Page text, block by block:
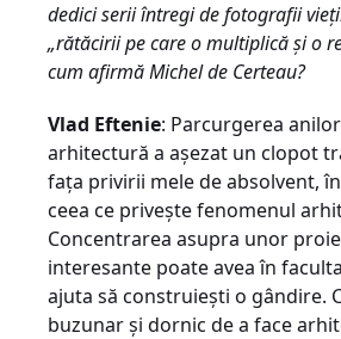
dedici serii întregi de fotografii
„rătăcirii pe care o multiplică şi o
cum afirmă Michel de Certeau?
Vlad Eftenie: Parcurgerea
arhitectură a aşezat un clopot
faţa privirii mele de absolvent,
ceea ce priveşte fenomenul
Concentrarea asupra unor
interesante poate avea în
ajuta să construieşti o gândire.
buzunar şi dornic de a face